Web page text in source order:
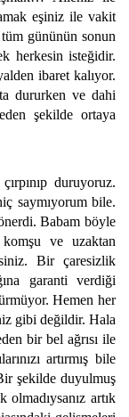
eşiniz ile vakit
gününün sonun
herkesin isteğidir.
ibaret kalıyor.
dururken ve dahi
şekilde ortaya
duruyoruz.
saymıyorum bile.
Babam böyle
ve uzaktan
Bir çaresizlik
garanti verdiği
Hemen her
gibi değildir. Hala
bir bel ağrısı ile
artırmış bile
şekilde duyulmuş
artık